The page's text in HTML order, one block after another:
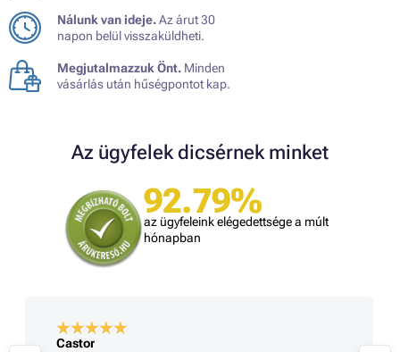
Nálunk van ideje.Az árut 30
napon belül visszaküldheti.
Megjutalmazzuk Önt. Minden
vásárlás után hűségpontot kap.
Az ügyfelek dicsérnek minket
92.79%
az ügyfeleink elégedettsége a múlt
hónapban
Castor